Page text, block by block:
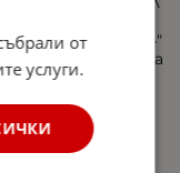
Foam
Quick Connect 1/4"
на струята
на
комплекта
20.13
от
услуги.